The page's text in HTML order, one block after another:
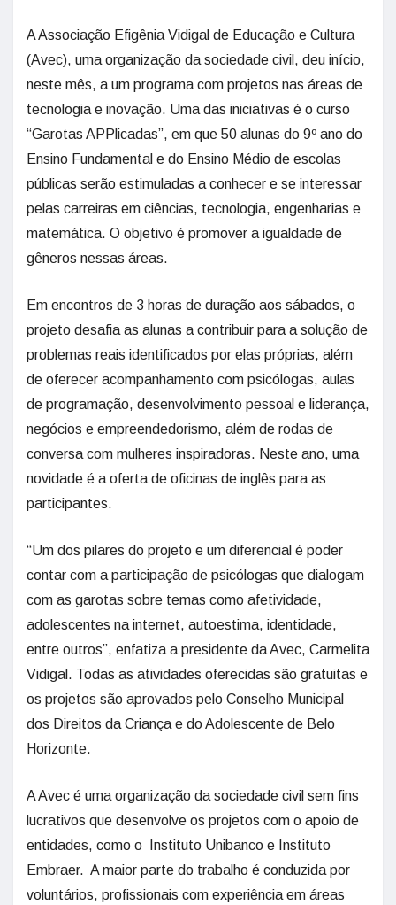
A Associação Efigênia Vidigal de Educação e Cultura
(Avec), uma organização da sociedade civil, deu início,
neste mês, a um programa com projetos nas áreas de
tecnologia e inovação. Uma das iniciativas é o curso
“Garotas APPlicadas”, em que 50 alunas do 9º ano do
Ensino Fundamental e do Ensino Médio de escolas
públicas serão estimuladas a conhecer e se interessar
pelas carreiras em ciências, tecnologia, engenharias e
matemática. O objetivo é promover a igualdade de
gêneros nessas áreas.
Em encontros de 3 horas de duração aos sábados, o
projeto desafia as alunas a contribuir para a solução de
problemas reais identificados por elas próprias, além
de oferecer acompanhamento com psicólogas, aulas
de programação, desenvolvimento pessoal e liderança,
negócios e empreendedorismo, além de rodas de
conversa com mulheres inspiradoras. Neste ano, uma
novidade é a oferta de oficinas de inglês para as
participantes.
“Um dos pilares do projeto e um diferencial é poder
contar com a participação de psicólogas que dialogam
com as garotas sobre temas como afetividade,
adolescentes na internet, autoestima, identidade,
entre outros”, enfatiza a presidente da Avec, Carmelita
Vidigal. Todas as atividades oferecidas são gratuitas e
os projetos são aprovados pelo Conselho Municipal
dos Direitos da Criança e do Adolescente de Belo
Horizonte.
A Avec é uma organização da sociedade civil sem fins
lucrativos que desenvolve os projetos com o apoio de
entidades, como o Instituto Unibanco e Instituto
Embraer. A maior parte do trabalho é conduzida por
voluntários, profissionais com experiência em áreas